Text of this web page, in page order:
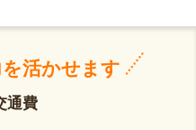
を活かせます
通費